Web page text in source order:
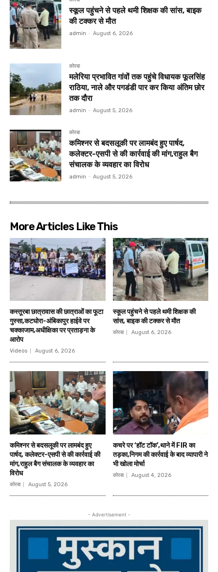
स्कूल पहुंचने से पहले थमी शिक्षक की सांस, बाइक
की टक्कर से मौत
admin - August 6, 2026
कोरबा
मलेरिया प्रभावित गांवों तक पहुंचे विधायक फूलसिंह
राठिया, नाले और पगडंडी पार कर किया अंतिम छोर
तक दौरा
admin - August 5, 2026
कोरबा
कमिश्नर से बदसलूकी पर लामबंद हुए पार्षद,
कलेक्टर-एसपी से की कार्रवाई की मांग,राहुल बैग
संचालक के व्यवहार का विरोध
admin - August 5, 2026
More Articles Like This
कस्तूरबा छात्रावास की छात्राओं का फूटा
गुस्सा,कटघोरा-अंबिकापुर हाईवे पर
चक्काजाम,अधीक्षिका पर प्रताड़ना के
आरोप
Videos August 6, 2026
स्कूल पहुंचने से पहले थमी शिक्षक की
सांस, बाइक की टक्कर से मौत
कोरबा August 6, 2026
कमिश्नर से बदसलूकी पर लामबंद हुए
पार्षद, कलेक्टर-एसपी से की कार्रवाई की
मांग,राहुल बैग संचालक के व्यवहार का
विरोध
कोरबा August 5, 2026
कचरे पर ‘हॉट टॉक’,थाने में FIR का
तड़का,निगम की कार्रवाई के बाद व्यापारी ने
भी खोला मोर्चा
कोरबा August 4, 2026
- Advertisement -